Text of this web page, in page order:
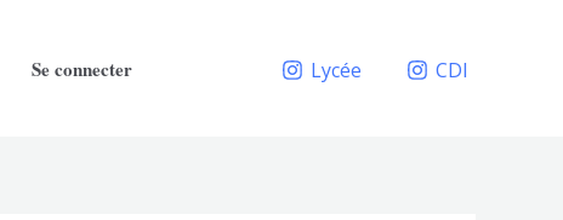
Se connecter Lycée CDI